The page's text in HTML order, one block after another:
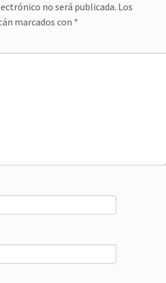
no será publicada. Los
marcados con *